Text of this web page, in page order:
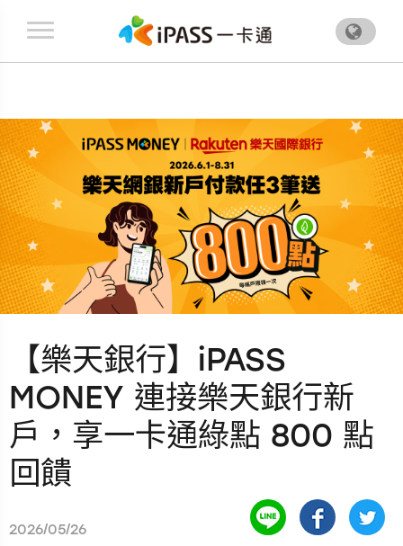
.
【樂天銀行】iPASS
MONEY 連接樂天銀行新
戶，享一卡通綠點 800 點
回饋
2026/05/26